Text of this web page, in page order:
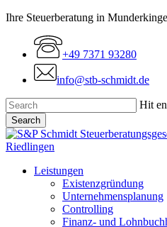
Skip
content
Ihre Steuerberatung in
+49 7371 93280
info@stb-schmidt.de
Hit
Search
Close
Search
Menu
Leistungen
Existenzgründung
Unternehmensplanung
Controlling
Finanz- und